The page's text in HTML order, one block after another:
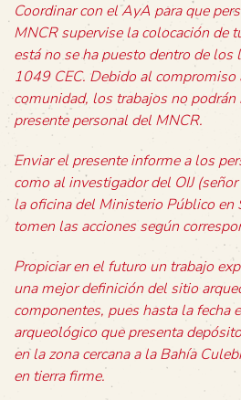
Coordinar con el AyA para que
MNCR supervise la colocación de
está no se ha puesto dentro de
1049 CEC. Debido al compromiso
comunidad, los trabajos no podrán
presente personal del MNCR.
Enviar el presente informe a los
como al investigador del OIJ
la oficina del Ministerio Público en
tomen las acciones según
Propiciar en el futuro un trabajo
una mejor definición del sitio
componentes, pues hasta la fecha
arqueológico que presenta
en la zona cercana a la Bahía
en tierra firme.